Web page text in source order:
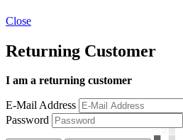
Close
Returning Customer
I am a returning customer
E-Mail Address
Password